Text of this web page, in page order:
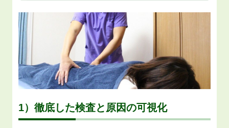
1）徹底した検査と原因の可視化